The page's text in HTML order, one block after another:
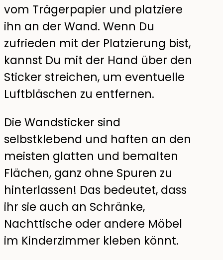
vom Trägerpapier und platziere
ihn an der Wand. Wenn Du
zufrieden mit der Platzierung bist,
kannst Du mit der Hand über den
Sticker streichen, um eventuelle
Luftbläschen zu entfernen.
Die Wandsticker sind
selbstklebend und haften an den
meisten glatten und bemalten
Flächen, ganz ohne Spuren zu
hinterlassen! Das bedeutet, dass
ihr sie auch an Schränke,
Nachttische oder andere Möbel
im Kinderzimmer kleben könnt.